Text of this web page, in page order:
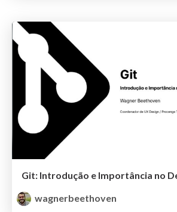
wagnerbeethoven